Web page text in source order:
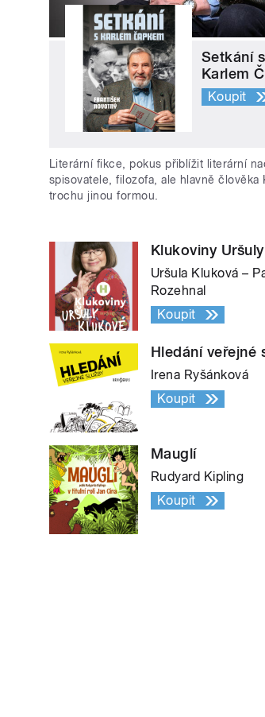
Setkání s
Karlem
Koupit
Literární fikce, pokus přiblížit literární
spisovatele, filozofa, ale hlavně člověka
trochu jinou formou.
Klukoviny
Uršula Kluková –
Rozehnal
Koupit
Hledání veřejné
Irena Ryšánková
Koupit
Mauglí
Rudyard Kipling
Koupit